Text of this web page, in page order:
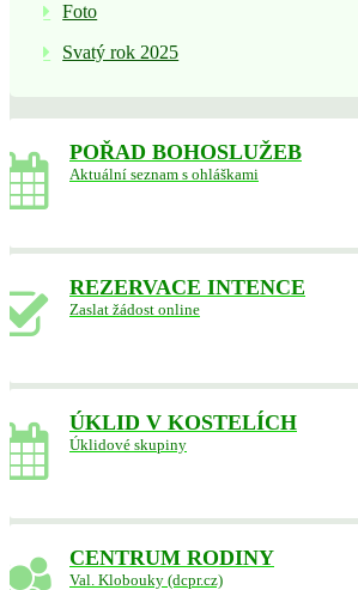
Foto
Svatý rok 2025
POŘAD BOHOSLUŽEB
Aktuální seznam s ohláškami
REZERVACE INTENCE
Zaslat žádost online
ÚKLID V KOSTELÍCH
Úklidové skupiny
CENTRUM RODINY
Val. Klobouky (dcpr.cz)